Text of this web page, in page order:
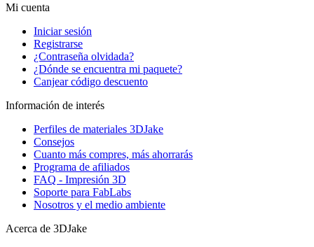
Mi cuenta
Iniciar sesión
Registrarse
¿Contraseña olvidada?
¿Dónde se encuentra mi paquete?
Canjear código descuento
Información de interés
Perfiles de materiales 3DJake
Consejos
Cuanto más compres, más ahorrarás
Programa de afiliados
FAQ - Impresión 3D
Soporte para FabLabs
Nosotros y el medio ambiente
Acerca de 3DJake